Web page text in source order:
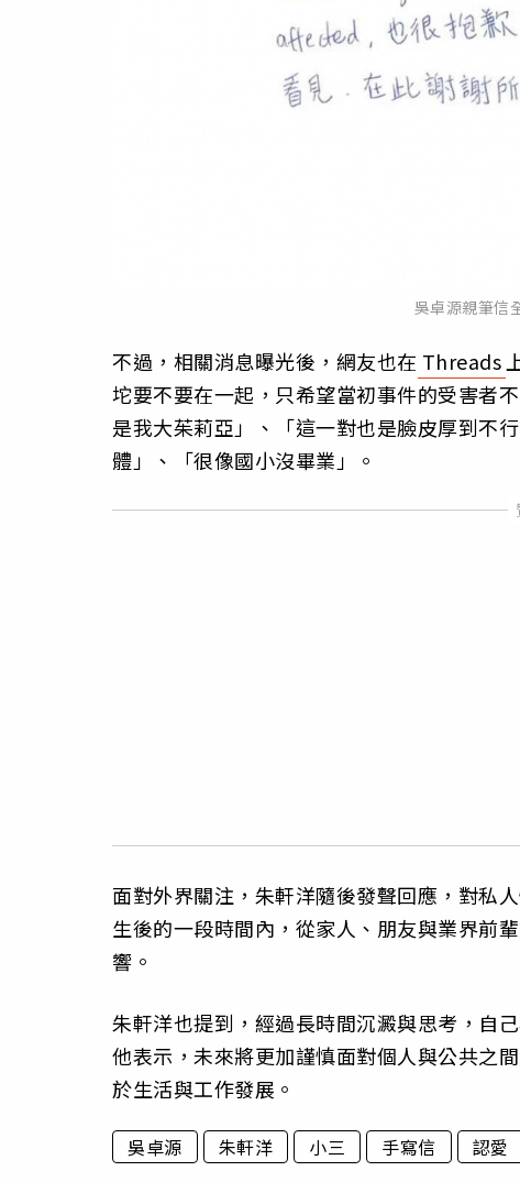
吳卓源親筆信
不過，相關消息曝光後，網友也在 Threads
坨要不要在一起，只希望當初事件的受害者
是我大茱莉亞」、「這一對也是臉皮厚到不
體」、「很像國小沒畢業」。
面對外界關注，朱軒洋隨後發聲回應，對私
生後的一段時間內，從家人、朋友與業界前
響。
朱軒洋也提到，經過長時間沉澱與思考，自
他表示，未來將更加謹慎面對個人與公共之
於生活與工作發展。
吳卓源 朱軒洋 小三 手寫信 認愛